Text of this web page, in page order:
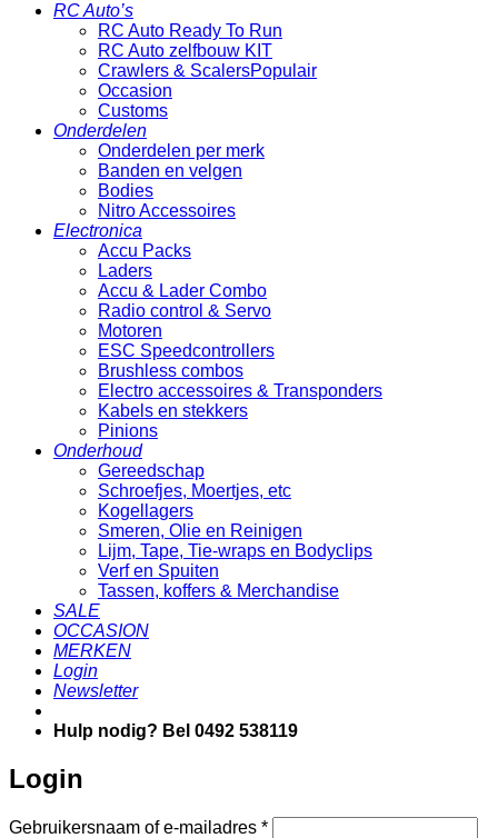
RC Auto’s
RC Auto Ready To Run
RC Auto zelfbouw KIT
Crawlers & Scalers
Occasion
Customs
Onderdelen
Onderdelen per merk
Banden en velgen
Bodies
Nitro Accessoires
Electronica
Accu Packs
Laders
Accu & Lader Combo
Radio control & Servo
Motoren
ESC Speedcontrollers
Brushless combos
Electro accessoires & Transponders
Kabels en stekkers
Pinions
Onderhoud
Gereedschap
Schroefjes, Moertjes, etc
Kogellagers
Smeren, Olie en Reinigen
Lijm, Tape, Tie-wraps en Bodyclips
Verf en Spuiten
Tassen, koffers & Merchandise
SALE
OCCASION
MERKEN
Login
Newsletter
Hulp nodig? Bel 0492 538119
Login
Gebruikersnaam of e-mailadres *Vereist